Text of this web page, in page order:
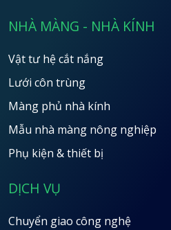
NHÀ MÀNG - NHÀ KÍNH
Vật tư hệ cắt nắng
Lưới côn trùng
Màng phủ nhà kính
Mẫu nhà màng nông nghiệp
Phụ kiện & thiết bị
DỊCH VỤ
Chuyển giao công nghệ